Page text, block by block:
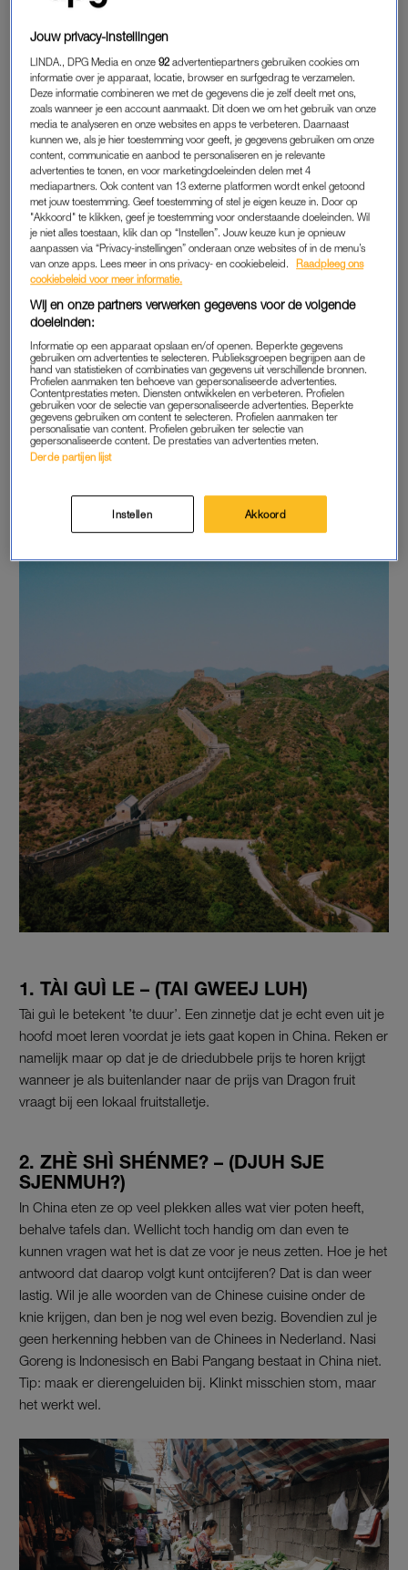
HOE COMMUNICEER JE?
Veel mensen vragen haar als expert dan ook hoe je door
hoe communiceer je in een land waar je de taal niet kent,
maar waar ze ook niet aan Google Maps, Instagram en
Youtube doen, en (in de meeste gebieden) ook nog eens geen
woord Engels spreken? Volgens Mireille kom je met handen,
voeten én deze Chinese zinnen een heel eind.
1. TÀI GUÌ LE – (TAI GWEEJ LUH)
Tài guì le betekent ’te duur’. Een zinnetje dat je echt even uit je
hoofd moet leren voordat je iets gaat kopen in China. Reken er
namelijk maar op dat je de driedubbele prijs te horen krijgt
wanneer je als buitenlander naar de prijs van Dragon fruit
vraagt bij een lokaal fruitstalletje.
2. ZHÈ SHÌ SHÉNME? – (DJUH SJE
SJENMUH?)
In China eten ze op veel plekken alles wat vier poten heeft,
behalve tafels dan. Wellicht toch handig om dan even te
kunnen vragen wat het is dat ze voor je neus zetten. Hoe je het
antwoord dat daarop volgt kunt ontcijferen? Dat is dan weer
lastig. Wil je alle woorden van de Chinese cuisine onder de
knie krijgen, dan ben je nog wel even bezig. Bovendien zul je
geen herkenning hebben van de Chinees in Nederland. Nasi
Goreng is Indonesisch en Babi Pangang bestaat in China niet.
Tip: maak er dierengeluiden bij. Klinkt misschien stom, maar
het werkt wel.
Jouw privacy-instellingen
LINDA., DPG Media en onze92 advertentiepartners gebruiken cookies om
informatie over je apparaat, locatie, browser en surfgedrag te verzamelen.
Deze informatie combineren we met de gegevens die je zelf deelt met ons,
zoals wanneer je een account aanmaakt. Dit doen we om het gebruik van onze
media te analyseren en onze websites en apps te verbeteren. Daarnaast
kunnen we, als je hier toestemming voor geeft, je gegevens gebruiken om onze
content, communicatie en aanbod te personaliseren en je relevante
advertenties te tonen, en voor marketingdoeleinden delen met 4
mediapartners. Ook content van 13 externe platformen wordt enkel getoond
met jouw toestemming. Geef toestemming of stel je eigen keuze in. Door op
"Akkoord" te klikken, geef je toestemming voor onderstaande doeleinden. Wil
je niet alles toestaan, klik dan op “Instellen”. Jouw keuze kun je opnieuw
aanpassen via “Privacy-instellingen” onderaan onze websites of in de menu’s
van onze apps. Lees meer in ons privacy- en cookiebeleid.
Raadpleeg ons
cookiebeleid voor meer informatie.
Wij en onze partners verwerken gegevens voor de volgende
doeleinden:
Informatie op een apparaat opslaan en/of openen. Beperkte gegevens
gebruiken om advertenties te selecteren. Publieksgroepen begrijpen aan de
hand van statistieken of combinaties van gegevens uit verschillende bronnen.
Profielen aanmaken ten behoeve van gepersonaliseerde advertenties.
Contentprestaties meten. Diensten ontwikkelen en verbeteren. Profielen
gebruiken voor de selectie van gepersonaliseerde advertenties. Beperkte
gegevens gebruiken om content te selecteren. Profielen aanmaken ter
personalisatie van content. Profielen gebruiken ter selectie van
gepersonaliseerde content. De prestaties van advertenties meten.
Derde partijen lijst
Instellen Akkoord